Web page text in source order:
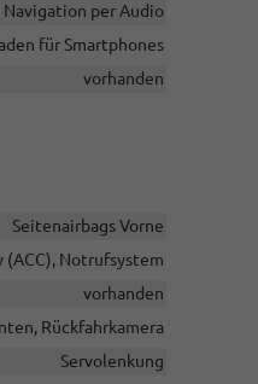
per Audio
für Smartphones
vorhanden
Seitenairbags Vorne
Notrufsystem
vorhanden
Rückfahrkamera
Servolenkung